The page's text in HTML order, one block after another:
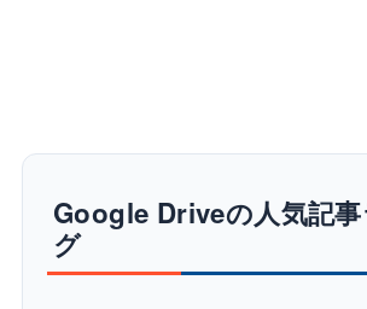
Google Driveの人気記
グ